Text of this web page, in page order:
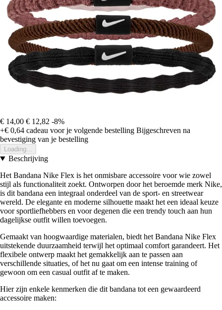
€ 14,00 € 12,82 -8%
+€ 0,64 cadeau voor je volgende bestelling Bijgeschreven na
bevestiging van je bestelling
Loading...
Beschrijving
Het Bandana Nike Flex is het onmisbare accessoire voor wie zowel
stijl als functionaliteit zoekt. Ontworpen door het beroemde merk Nike,
is dit bandana een integraal onderdeel van de sport- en streetwear
wereld. De elegante en moderne silhouette maakt het een ideaal keuze
voor sportliefhebbers en voor degenen die een trendy touch aan hun
dagelijkse outfit willen toevoegen.
Gemaakt van hoogwaardige materialen, biedt het Bandana Nike Flex
uitstekende duurzaamheid terwijl het optimaal comfort garandeert. Het
flexibele ontwerp maakt het gemakkelijk aan te passen aan
verschillende situaties, of het nu gaat om een intense training of
gewoon om een casual outfit af te maken.
Hier zijn enkele kenmerken die dit bandana tot een gewaardeerd
accessoire maken: